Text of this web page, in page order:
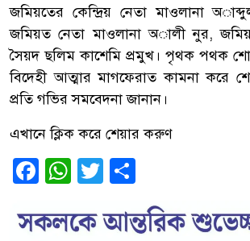
জমিয়তের কেন্দ্রিয় নেতা মাওলানা
জমিয়ত নেতা মাওলানা অালী নুর,
সৈয়দ ছলিম কাশেমি প্রমুখ। পৃথক পথক
বিদেহী আত্মার মাগফেরাত কামনা করে
প্রতি গভির সমবেদনা জানান।
এখানে ক্লিক করে শেয়ার করুণ
Facebook
WhatsApp
Twitter